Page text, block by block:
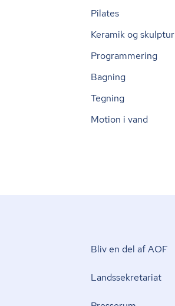
Pilates
Keramik og skulptur
Programmering
Bagning
Tegning
Motion i vand
Bliv en del af AOF
Lands­se­kre­ta­ri­at